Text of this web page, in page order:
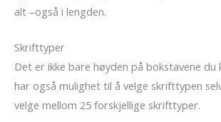
alt –også i lengden.
Skrifttyper
Det er ikke bare høyden på bokstavene du
har også mulighet til å velge skrifttypen
velge mellom 25 forskjellige skrifttyper.